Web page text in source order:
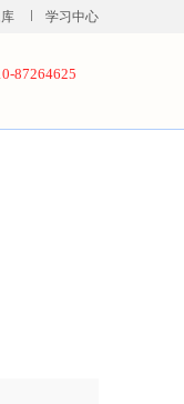
学习中心
87264625